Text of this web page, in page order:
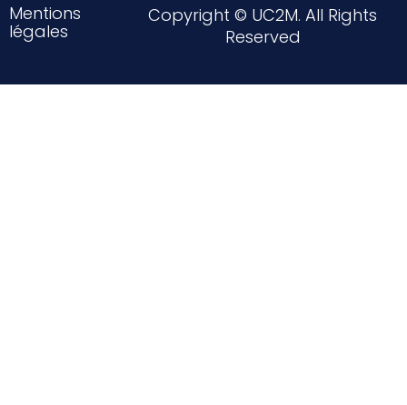
Mentions
légales
Copyright © UC2M. All Rights
Reserved